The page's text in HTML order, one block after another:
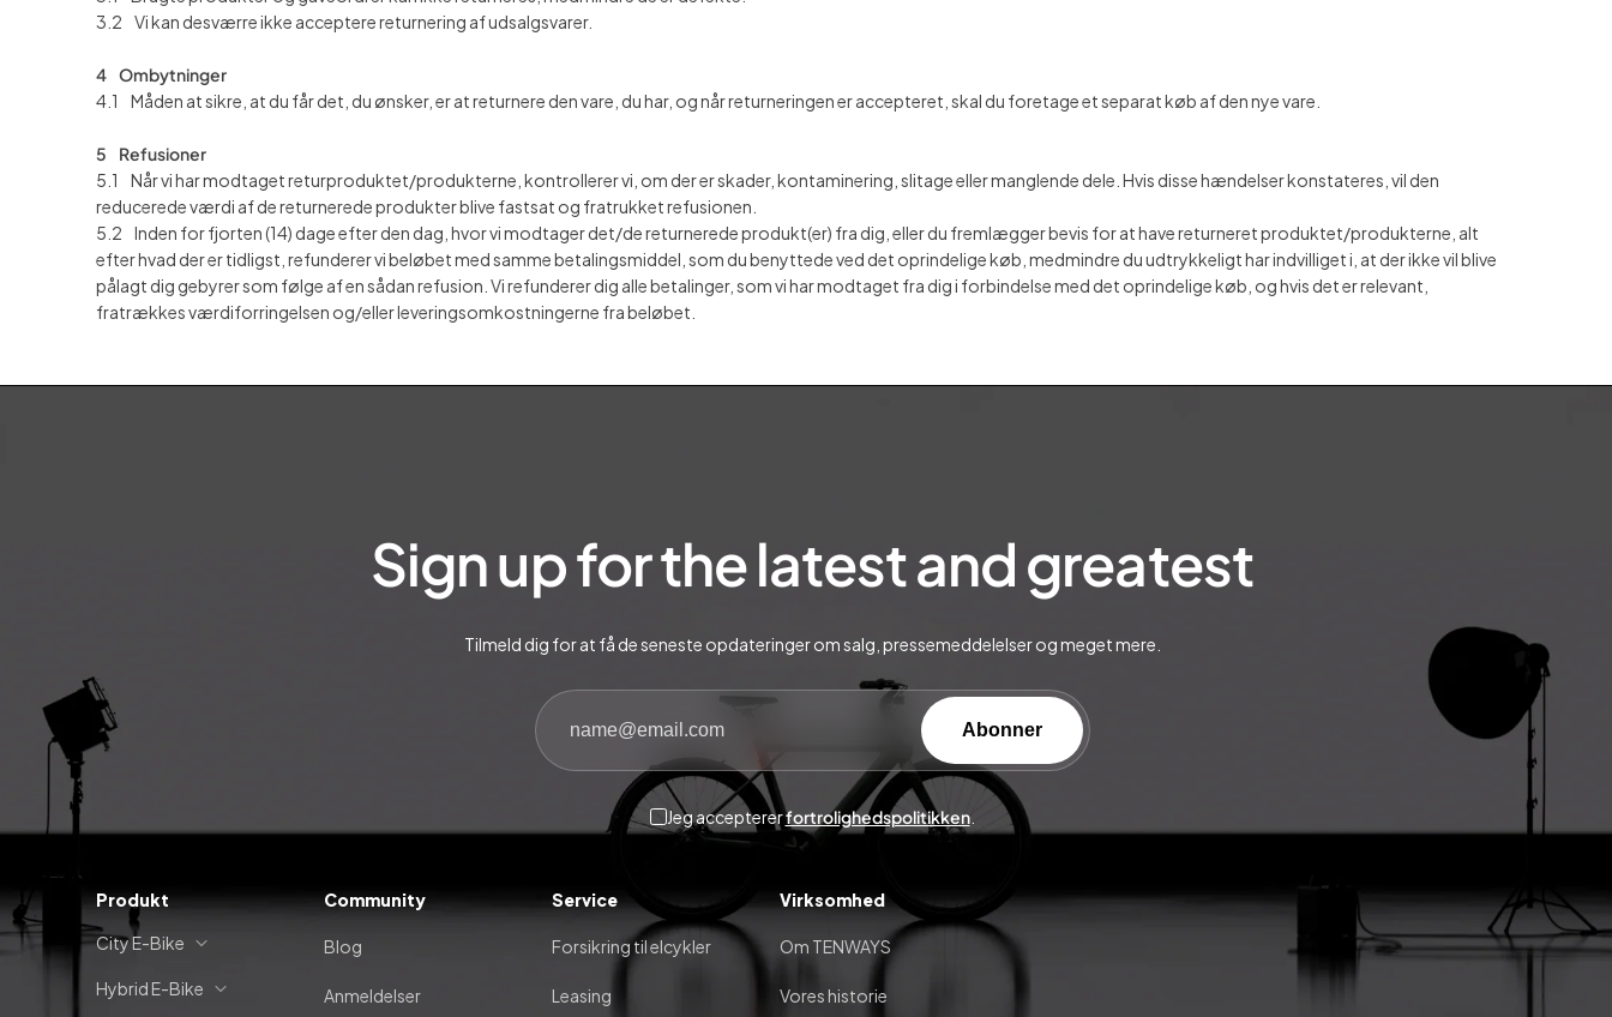
3.2 Vi kan desværre ikke acceptere returnering af udsalgsvarer.
4 Ombytninger
4.1 Måden at sikre, at du får det, du ønsker, er at returnere den vare, du har, og når returneringen er accepteret, skal du foretage et separat køb af den nye vare.
5 Refusioner
5.1 Når vi har modtaget returproduktet/produkterne, kontrollerer vi, om der er skader, kontaminering, slitage eller manglende dele. Hvis disse hændelser konstateres, vil den
reducerede værdi af de returnerede produkter blive fastsat og fratrukket refusionen.
5.2 Inden for fjorten (14) dage efter den dag, hvor vi modtager det/de returnerede produkt(er) fra dig, eller du fremlægger bevis for at have returneret produktet/produkterne, alt
efter hvad der er tidligst, refunderer vi beløbet med samme betalingsmiddel, som du benyttede ved det oprindelige køb, medmindre du udtrykkeligt har indvilliget i, at der ikke vil blive
pålagt dig gebyrer som følge af en sådan refusion. Vi refunderer dig alle betalinger, som vi har modtaget fra dig i forbindelse med det oprindelige køb, og hvis det er relevant,
fratrækkes værdiforringelsen og/eller leveringsomkostningerne fra beløbet.
Sign up for the latest and greatest
Tilmeld dig for at få de seneste opdateringer om salg, pressemeddelelser og meget mere.
Abonner
Jeg acceptererfortrolighedspolitikken.
Produkt
City E-Bike
Hybrid E-Bike
Community
Blog
Anmeldelser
Service
Forsikring til elcykler
Leasing
Virksomhed
Om TENWAYS
Vores historie